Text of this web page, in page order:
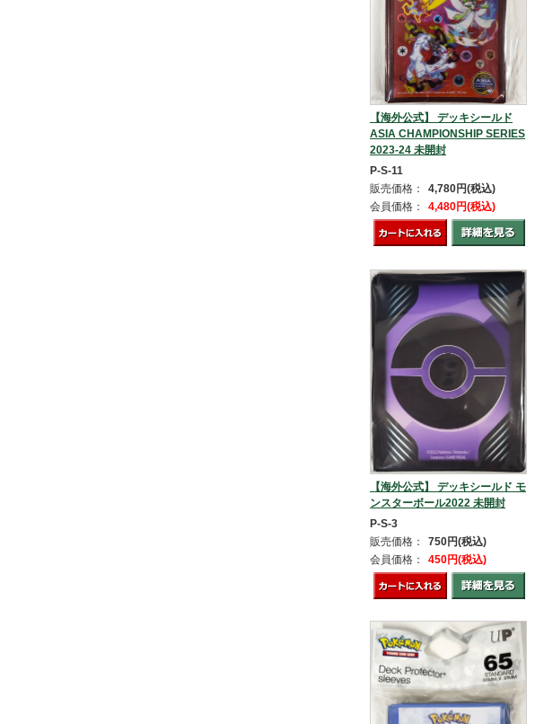
【海外公式】 デッキシールド
ASIA CHAMPIONSHIP SERIES
2023-24 未開封
P-S-11
販売価格：
4,780円(税込)
会員価格：
4,480円(税込)
【海外公式】 デッキシールド モ
ンスターボール2022 未開封
P-S-3
販売価格：
750円(税込)
会員価格：
450円(税込)